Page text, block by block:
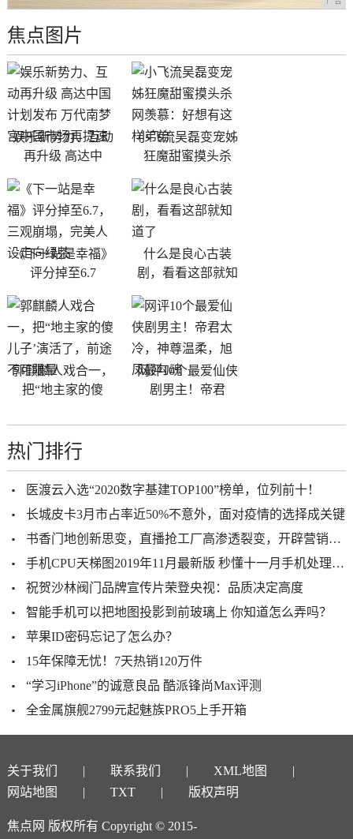
焦点图片
娱乐新势力、互动
再升级 高达中
小飞流吴磊变宠姊
狂魔甜蜜摸头杀
《下一站是幸福》
评分掉至6.7
什么是良心古装
剧，看看这部就知
郭麒麟人戏合一，
把“地主家的傻
网评10个最爱仙侠
剧男主！帝君
热门排行
医渡云入选“2020数字基建TOP100”榜单，位列前十！
长城皮卡3月市占率近50%不意外，面对疫情的选择成关键
书香门地创新思变，直播抢工厂高渗透裂变，开辟营销新通路
手机CPU天梯图2019年11月最新版 秒懂十一月手机处理器性能排名
祝贺沙林阀门品牌宣传片荣登央视：品质决定高度
智能手机可以把地图投影到前玻璃上 你知道怎么弄吗？
苹果ID密码忘记了怎么办？
15年保障无忧！7天热销120万件
“学习iPhone”的诚意良品 酷派锋尚Max评测
全金属旗舰2799元起魅族PRO5上手开箱
关于我们 联系我们
XML地图
网站地图
TXT 版权声明
焦点网 版权所有 Copyright © 2015-